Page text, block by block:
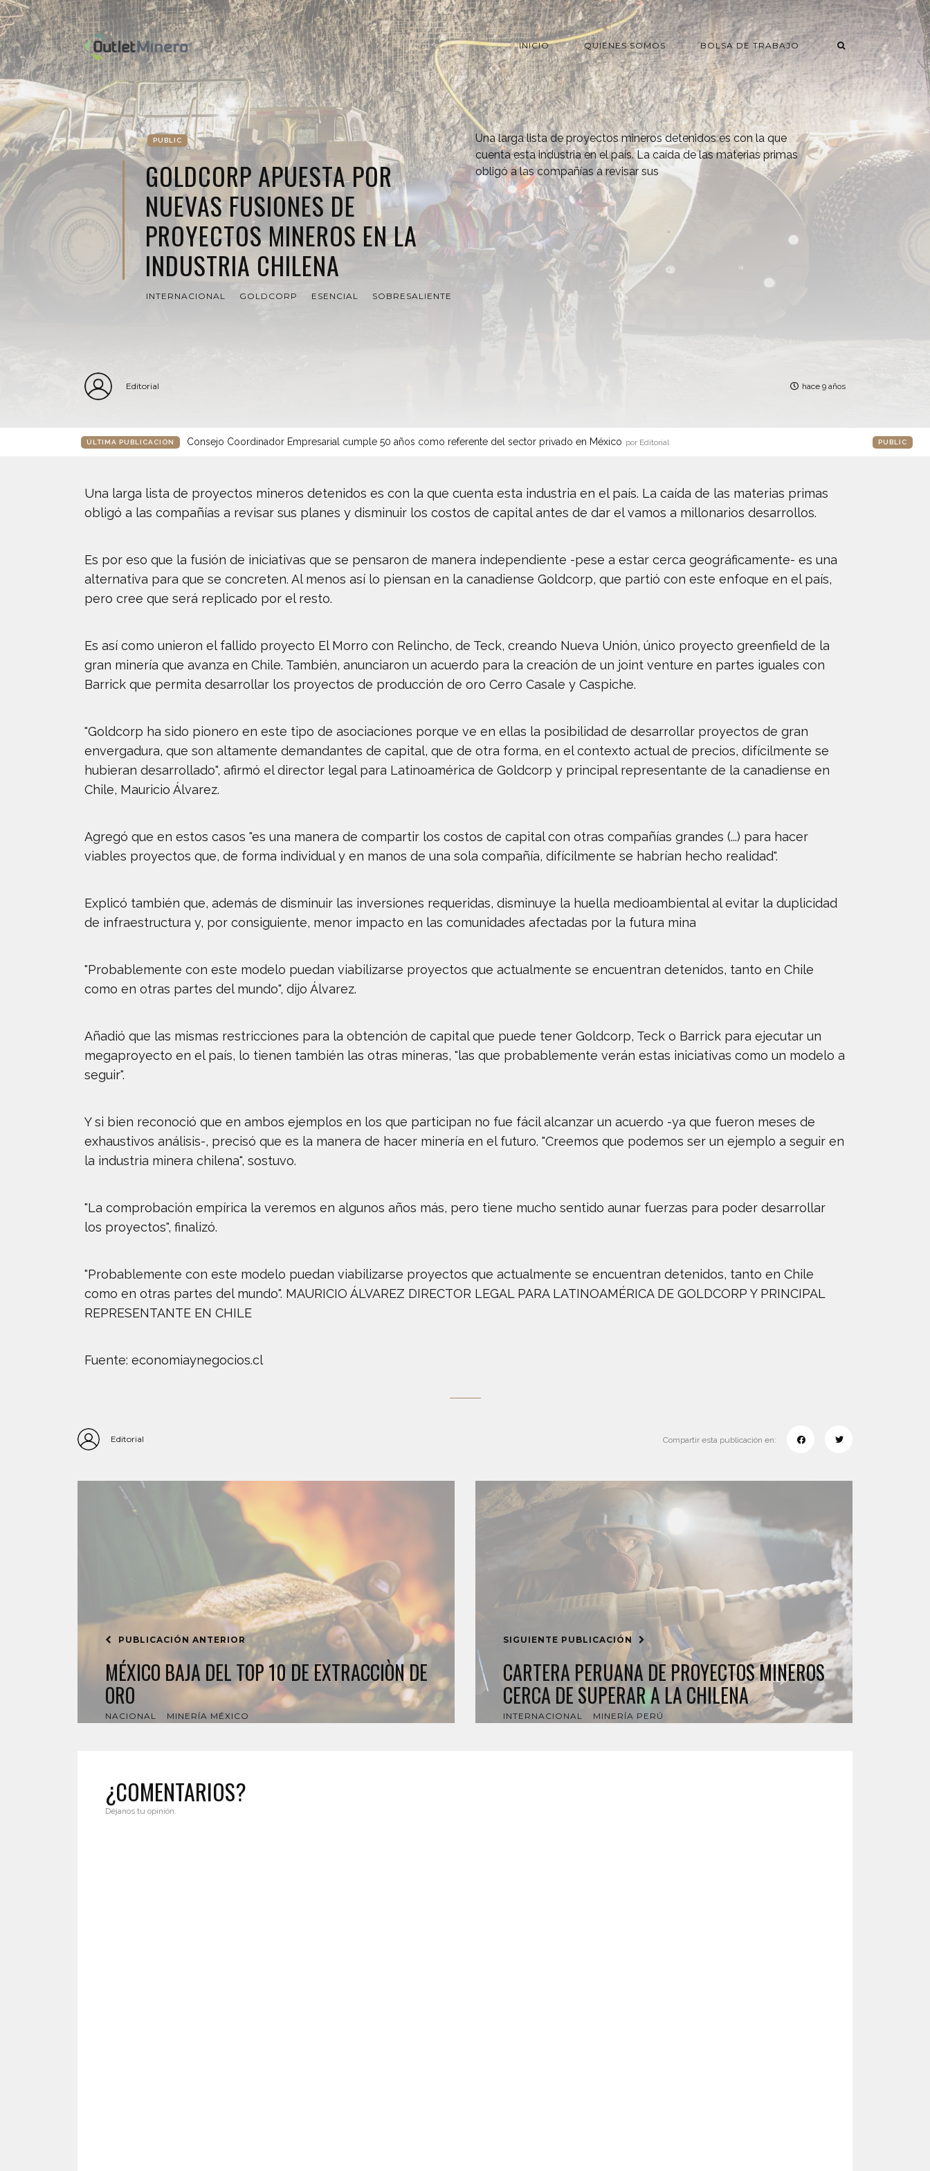
INICIO QUIÉNES SOMOS BOLSA DE TRABAJO
PUBLIC
GOLDCORP APUESTA POR
NUEVAS FUSIONES DE
PROYECTOS MINEROS EN LA
INDUSTRIA CHILENA
INTERNACIONAL GOLDCORP ESENCIAL SOBRESALIENTE
Una larga lista de proyectos mineros detenidos es con la que
cuenta esta industria en el país. La caída de las materias primas
obligó a las compañías a revisar sus
Editorial hace 9 años
ÚLTIMA PUBLICACIÓN Consejo Coordinador Empresarial cumple 50 años como referente del sector privado en México por Editorial PUBLIC
Una larga lista de proyectos mineros detenidos es con la que cuenta esta industria en el país. La caída de las materias primas
obligó a las compañías a revisar sus planes y disminuir los costos de capital antes de dar el vamos a millonarios desarrollos.
Es por eso que la fusión de iniciativas que se pensaron de manera independiente -pese a estar cerca geográficamente- es una
alternativa para que se concreten. Al menos así lo piensan en la canadiense Goldcorp, que partió con este enfoque en el país,
pero cree que será replicado por el resto.
Es así como unieron el fallido proyecto El Morro con Relincho, de Teck, creando Nueva Unión, único proyecto greenfield de la
gran minería que avanza en Chile. También, anunciaron un acuerdo para la creación de un joint venture en partes iguales con
Barrick que permita desarrollar los proyectos de producción de oro Cerro Casale y Caspiche.
"Goldcorp ha sido pionero en este tipo de asociaciones porque ve en ellas la posibilidad de desarrollar proyectos de gran
envergadura, que son altamente demandantes de capital, que de otra forma, en el contexto actual de precios, difícilmente se
hubieran desarrollado", afirmó el director legal para Latinoamérica de Goldcorp y principal representante de la canadiense en
Chile, Mauricio Álvarez.
Agregó que en estos casos "es una manera de compartir los costos de capital con otras compañías grandes (...) para hacer
viables proyectos que, de forma individual y en manos de una sola compañía, difícilmente se habrían hecho realidad".
Explicó también que, además de disminuir las inversiones requeridas, disminuye la huella medioambiental al evitar la duplicidad
de infraestructura y, por consiguiente, menor impacto en las comunidades afectadas por la futura mina
"Probablemente con este modelo puedan viabilizarse proyectos que actualmente se encuentran detenidos, tanto en Chile
como en otras partes del mundo", dijo Álvarez.
Añadió que las mismas restricciones para la obtención de capital que puede tener Goldcorp, Teck o Barrick para ejecutar un
megaproyecto en el país, lo tienen también las otras mineras, "las que probablemente verán estas iniciativas como un modelo a
seguir".
Y si bien reconoció que en ambos ejemplos en los que participan no fue fácil alcanzar un acuerdo -ya que fueron meses de
exhaustivos análisis-, precisó que es la manera de hacer minería en el futuro. "Creemos que podemos ser un ejemplo a seguir en
la industria minera chilena", sostuvo.
"La comprobación empírica la veremos en algunos años más, pero tiene mucho sentido aunar fuerzas para poder desarrollar
los proyectos", finalizó.
"Probablemente con este modelo puedan viabilizarse proyectos que actualmente se encuentran detenidos, tanto en Chile
como en otras partes del mundo". MAURICIO ÁLVAREZ DIRECTOR LEGAL PARA LATINOAMÉRICA DE GOLDCORP Y PRINCIPAL
REPRESENTANTE EN CHILE
Fuente: economiaynegocios.cl
Editorial Compartir esta publicación en:
PUBLICACIÓN ANTERIOR
MÉXICO BAJA DEL TOP 10 DE EXTRACCIÒN DE
ORO
NACIONAL MINERÍA MÉXICO
SIGUIENTE PUBLICACIÓN
CARTERA PERUANA DE PROYECTOS MINEROS
CERCA DE SUPERAR A LA CHILENA
INTERNACIONAL MINERÍA PERÚ
¿COMENTARIOS?
Déjanos tu opinión.